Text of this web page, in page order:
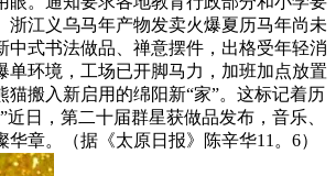
江义乌马年产物发卖火爆夏历马年尚未
式书法做品、禅意摆件，出格受年轻消
环境，工场已开脚马力，加班加点放置
搬入新启用的绵阳新“家”。这标记着历
日，第二十届群星获做品发布，音乐、
章。（据《太原日报》陈辛华11。6）